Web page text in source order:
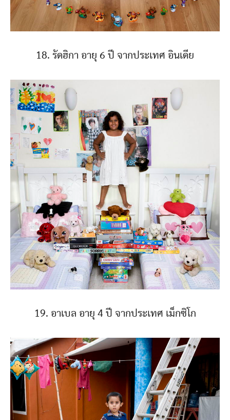
18. รัดฮิกา อายุ 6 ปี จากประเทศ อินเดีย
19. อาเบล อายุ 4 ปี จากประเทศ เม็กซิโก